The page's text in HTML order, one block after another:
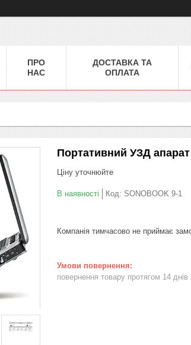
ПРО
НАС
ДОСТАВКА ТА
ОПЛАТА
Портативний УЗД
Ціну уточнюйте
В наявності Код: SONOBOOK 9-1
Компанія тимчасово не приймає
повернення товару протягом 14 днів